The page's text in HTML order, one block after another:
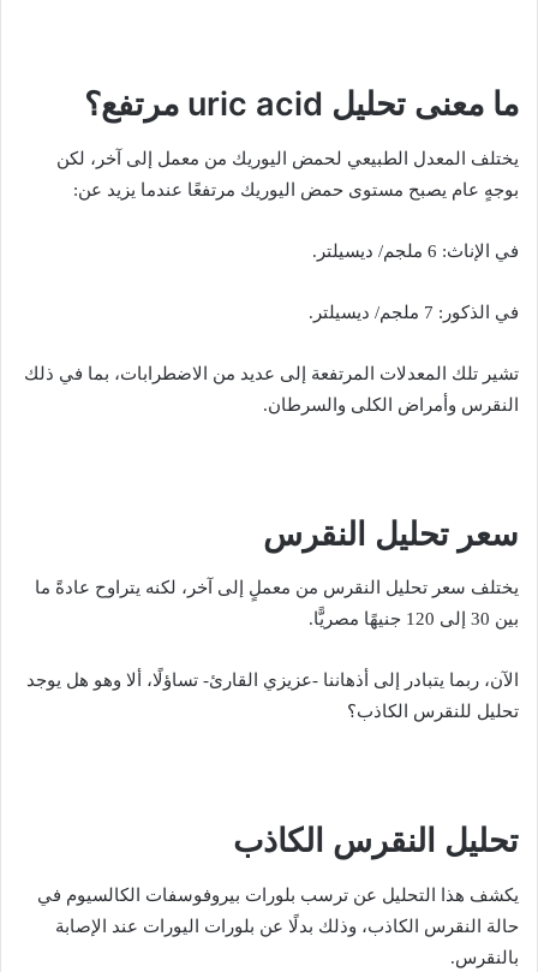
ما معنى تحليل uric acid مرتفع؟
يختلف المعدل الطبيعي لحمض اليوريك من معمل إلى آخر، لكن
بوجهٍ عام يصبح مستوى حمض اليوريك مرتفعًا عندما يزيد عن:
في الإناث: 6 ملجم/ ديسيلتر.
في الذكور: 7 ملجم/ ديسيلتر.
تشير تلك المعدلات المرتفعة إلى عديد من الاضطرابات، بما في ذلك
النقرس وأمراض الكلى والسرطان.
سعر تحليل النقرس
يختلف سعر تحليل النقرس من معملٍ إلى آخر، لكنه يتراوح عادةً ما
بين 30 إلى 120 جنيهًا مصريًّا.
الآن، ربما يتبادر إلى أذهاننا -عزيزي القارئ- تساؤلًا، ألا وهو هل يوجد
تحليل للنقرس الكاذب؟
تحليل النقرس الكاذب
يكشف هذا التحليل عن ترسب بلورات بيروفوسفات الكالسيوم في
حالة النقرس الكاذب، وذلك بدلًا عن بلورات اليورات عند الإصابة
بالنقرس.